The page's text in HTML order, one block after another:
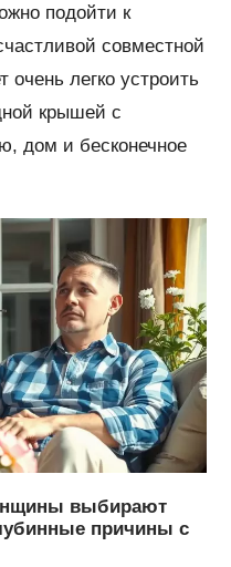
подойти к
совместной
легко устроить
крышей с
дом и бесконечное
выбирают
причины с